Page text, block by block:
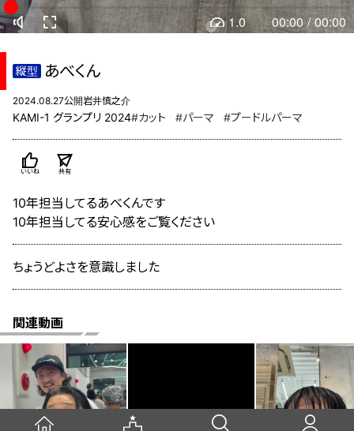
00:00 / 00:00
1.0
縦型 あべくん
2024.08.27公開岩井慎之介
KAMI-1 グランプリ 2024#カット #パーマ #プードルパーマ
いいね 共有
10年担当してるあべくんです
10年担当してる安心感をご覧ください
ちょうどよさを意識しました
関連動画